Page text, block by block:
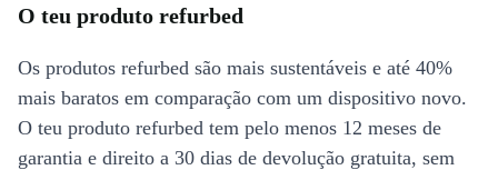
O teu produto refurbed
Os produtos refurbed são mais sustentáveis e até 40%
mais baratos em comparação com um dispositivo novo.
O teu produto refurbed tem pelo menos 12 meses de
garantia e direito a 30 dias de devolução gratuita, sem